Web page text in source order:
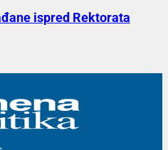
ispred Rektorata